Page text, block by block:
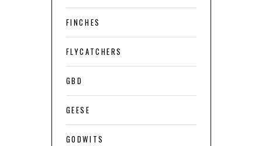
FINCHES
FLYCATCHERS
GBD
GEESE
GODWITS